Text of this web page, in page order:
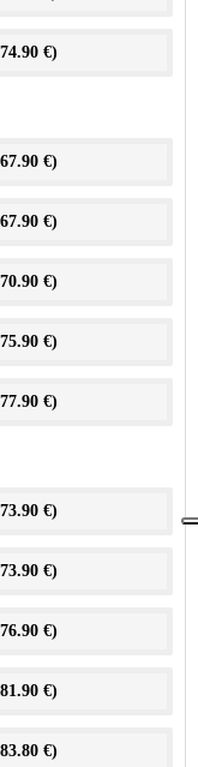
€)
€)
€)
€)
€)
€)
€)
€)
€)
€)
€)